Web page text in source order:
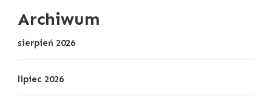
Archiwum
sierpień 2026
lipiec 2026